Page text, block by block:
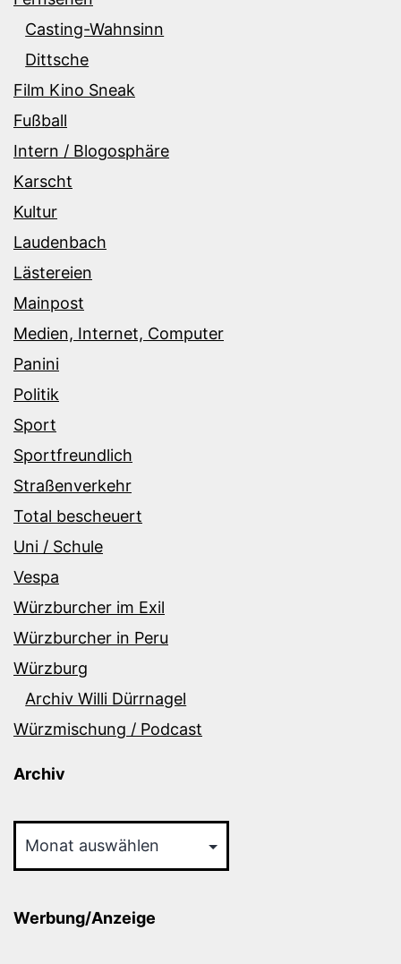
Casting-Wahnsinn
Dittsche
Film Kino Sneak
Fußball
Intern / Blogosphäre
Karscht
Kultur
Laudenbach
Lästereien
Mainpost
Medien, Internet, Computer
Panini
Politik
Sport
Sportfreundlich
Straßenverkehr
Total bescheuert
Uni / Schule
Vespa
Würzburcher im Exil
Würzburcher in Peru
Würzburg
Archiv Willi Dürrnagel
Würzmischung / Podcast
Archiv
Werbung/Anzeige